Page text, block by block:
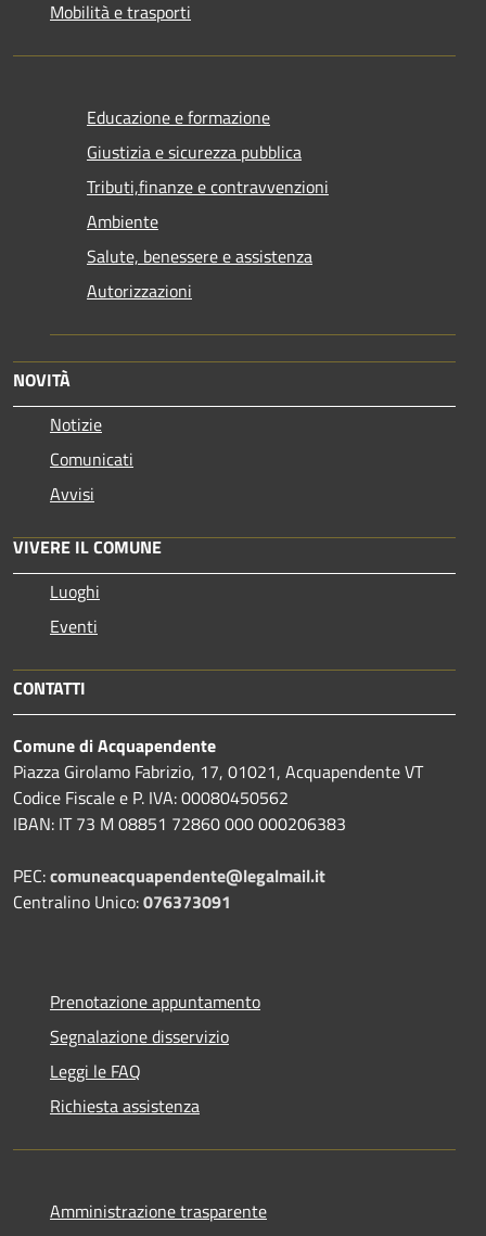
Mobilità e trasporti
Educazione e formazione
Giustizia e sicurezza pubblica
Tributi,finanze e contravvenzioni
Ambiente
Salute, benessere e assistenza
Autorizzazioni
NOVITÀ
Notizie
Comunicati
Avvisi
VIVERE IL COMUNE
Luoghi
Eventi
CONTATTI
Comune di Acquapendente
Piazza Girolamo Fabrizio, 17, 01021, Acquapendente VT
Codice Fiscale e P. IVA: 00080450562
IBAN: IT 73 M 08851 72860 000 000206383
PEC:comuneacquapendente@legalmail.it
Centralino Unico:076373091
Prenotazione appuntamento
Segnalazione disservizio
Leggi le FAQ
Richiesta assistenza
Amministrazione trasparente